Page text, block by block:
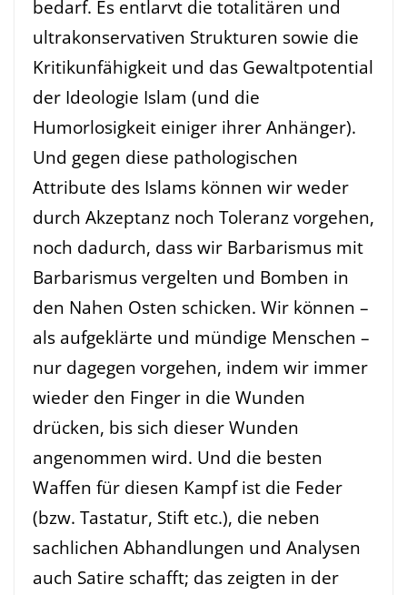
bedarf. Es entlarvt die totalitären und
ultrakonservativen Strukturen sowie die
Kritikunfähigkeit und das Gewaltpotential
der Ideologie Islam (und die
Humorlosigkeit einiger ihrer Anhänger).
Und gegen diese pathologischen
Attribute des Islams können wir weder
durch Akzeptanz noch Toleranz vorgehen,
noch dadurch, dass wir Barbarismus mit
Barbarismus vergelten und Bomben in
den Nahen Osten schicken. Wir können –
als aufgeklärte und mündige Menschen –
nur dagegen vorgehen, indem wir immer
wieder den Finger in die Wunden
drücken, bis sich dieser Wunden
angenommen wird. Und die besten
Waffen für diesen Kampf ist die Feder
(bzw. Tastatur, Stift etc.), die neben
sachlichen Abhandlungen und Analysen
auch Satire schafft; das zeigten in der